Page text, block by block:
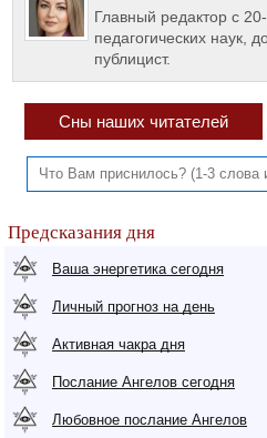
Главный редактор с
педагогических наук,
публицист.
Сны наших читателей
Предсказания дня
Ваша энергетика сегодня
Личный прогноз на день
Активная чакра дня
Послание Ангелов сегодня
Любовное послание Ангелов